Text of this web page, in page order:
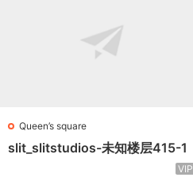
Queen’s square
slit_slitstudios-未知楼层415-1
VIP